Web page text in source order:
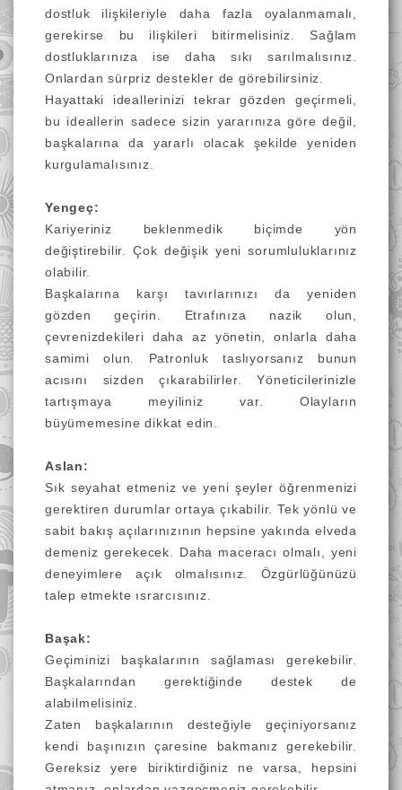
dostluk ilişkileriyle daha fazla oyalanmamalı,
gerekirse bu ilişkileri bitirmelisiniz. Sağlam
dostluklarınıza ise daha sıkı sarılmalısınız.
Onlardan sürpriz destekler de görebilirsiniz.
Hayattaki ideallerinizi tekrar gözden geçirmeli,
bu ideallerin sadece sizin yararınıza göre değil,
başkalarına da yararlı olacak şekilde yeniden
kurgulamalısınız.
Yengeç:
Kariyeriniz beklenmedik biçimde yön
değiştirebilir. Çok değişik yeni sorumluluklarınız
olabilir.
Başkalarına karşı tavırlarınızı da yeniden
gözden geçirin. Etrafınıza nazik olun,
çevrenizdekileri daha az yönetin, onlarla daha
samimi olun. Patronluk taslıyorsanız bunun
acısını sizden çıkarabilirler. Yöneticilerinizle
tartışmaya meyiliniz var. Olayların
büyümemesine dikkat edin.
Aslan:
Sık seyahat etmeniz ve yeni şeyler öğrenmenizi
gerektiren durumlar ortaya çıkabilir. Tek yönlü ve
sabit bakış açılarınızının hepsine yakında elveda
demeniz gerekecek. Daha maceracı olmalı, yeni
deneyimlere açık olmalısınız. Özgürlüğünüzü
talep etmekte ısrarcısınız.
Başak:
Geçiminizi başkalarının sağlaması gerekebilir.
Başkalarından gerektiğinde destek de
alabilmelisiniz.
Zaten başkalarının desteğiyle geçiniyorsanız
kendi başınızın çaresine bakmanız gerekebilir.
Gereksiz yere biriktirdiğiniz ne varsa, hepsini